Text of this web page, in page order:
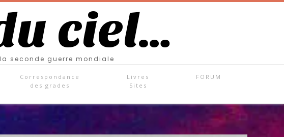
ciel…
seconde guerre mondiale
Correspondance
des grades
Livres
Sites
FORUM